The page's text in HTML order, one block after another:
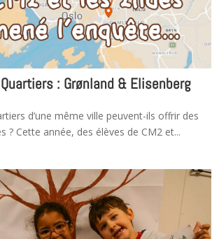
: Grønland & Elisenberg
d’une même ville peuvent-ils offrir des
? Cette année, des élèves de CM2 et...